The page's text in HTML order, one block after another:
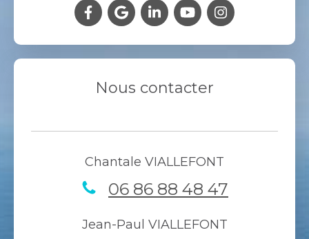
Nous contacter
Chantale VIALLEFONT
06 86 88 48 47
Jean-Paul VIALLEFONT